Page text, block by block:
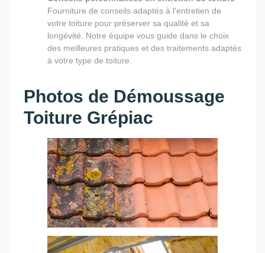
Fourniture de conseils adaptés à l'entretien de
votre toiture pour préserver sa qualité et sa
longévité. Notre équipe vous guide dans le choix
des meilleures pratiques et des traitements adaptés
à votre type de toiture.
Photos de Démoussage
Toiture Grépiac